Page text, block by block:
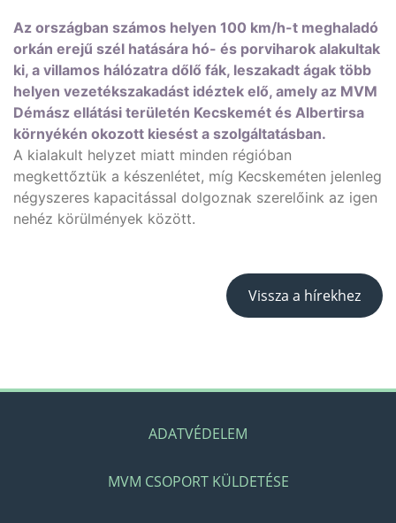
Az országban számos helyen 100 km/h-t meghaladó
orkán erejű szél hatására hó- és porviharok alakultak
ki, a villamos hálózatra dőlő fák, leszakadt ágak több
helyen vezetékszakadást idéztek elő, amely az MVM
Démász ellátási területén Kecskemét és Albertirsa
környékén okozott kiesést a szolgáltatásban.
A kialakult helyzet miatt minden régióban
megkettőztük a készenlétet, míg Kecskeméten jelenleg
négyszeres kapacitással dolgoznak szerelőink az igen
nehéz körülmények között.
Vissza a hírekhez
ADATVÉDELEM
MVM CSOPORT KÜLDETÉSE